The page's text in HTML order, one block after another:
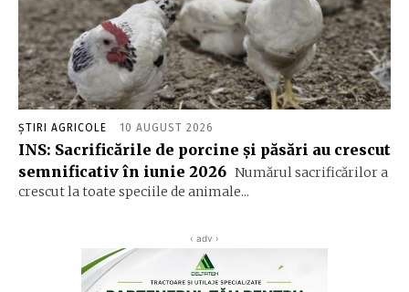
ȘTIRI AGRICOLE 10 AUGUST 2026
INS: Sacrificările de porcine și păsări au crescut
semnificativ în iunie 2026 Numărul sacrificărilor a
crescut la toate speciile de animale...
‹ adv ›